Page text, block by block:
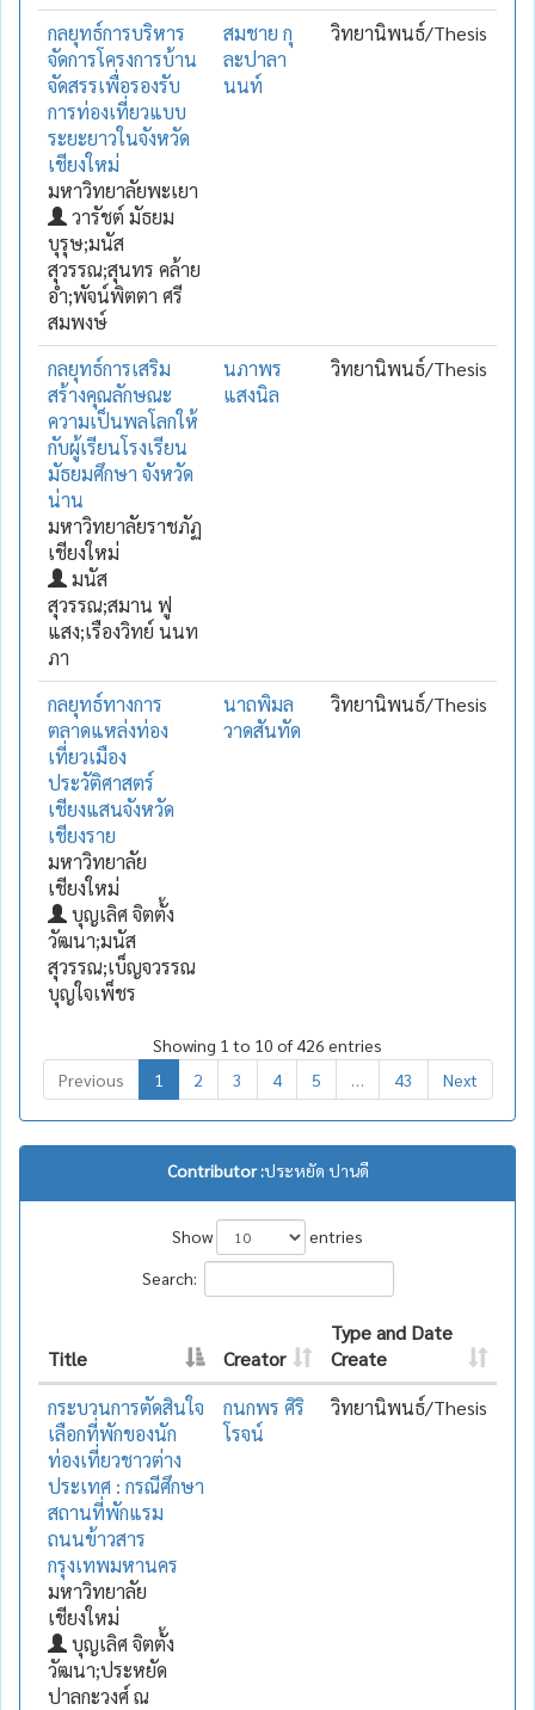
กลยุทธ์การบริหาร
จัดการโครงการบ้าน
จัดสรรเพื่อรองรับ
การท่องเที่ยวแบบ
ระยะยาวในจังหวัด
เชียงใหม่
มหาวิทยาลัยพะเยา
วารัชต์ มัธยม
บุรุษ;มนัส
สุวรรณ;สุนทร คล้าย
อ่ำ;พัจน์พิตตา ศรี
สมพงษ์
สมชาย กุ
ละปาลา
นนท์
วิทยานิพนธ์/Thesis
กลยุทธ์การเสริม
สร้างคุณลักษณะ
ความเป็นพลโลกให้
กับผู้เรียนโรงเรียน
มัธยมศึกษา จังหวัด
น่าน
มหาวิทยาลัยราชภัฏ
เชียงใหม่
มนัส
สุวรรณ;สมาน ฟู
แสง;เรืองวิทย์ นนท
ภา
นภาพร
แสงนิล
วิทยานิพนธ์/Thesis
กลยุทธ์ทางการ
ตลาดแหล่งท่อง
เที่ยวเมือง
ประวัติศาสตร์
เชียงแสนจังหวัด
เชียงราย
มหาวิทยาลัย
เชียงใหม่
บุญเลิศ จิตตั้ง
วัฒนา;มนัส
สุวรรณ;เบ็ญจวรรณ
บุญใจเพ็ชร
นาถพิมล
วาดสันทัด
วิทยานิพนธ์/Thesis
Showing 1 to 10 of 426 entries
Previous
1 2 3 4 5 43 Next
Contributor :ประหยัด ปานดี
Show
entries
Search:
Title Creator
Type and Date
Create
กระบวนการตัดสินใจ
เลือกที่พักของนัก
ท่องเที่ยวชาวต่าง
ประเทศ : กรณีศึกษา
สถานที่พักแรม
ถนนข้าวสาร
กรุงเทพมหานคร
มหาวิทยาลัย
เชียงใหม่
บุญเลิศ จิตตั้ง
วัฒนา;ประหยัด
ปาลกะวงศ์ ณ
กนกพร ศิริ
โรจน์
วิทยานิพนธ์/Thesis